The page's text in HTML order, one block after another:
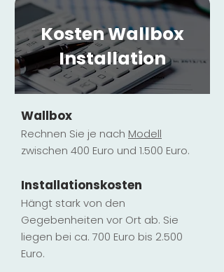
Kosten Wallbox
Installation
Wallbox
Rechnen Sie je nach Modell
zwischen 400 Euro und 1.500 Euro.
Installationskosten
Hängt stark von den
Gegebenheiten vor Ort ab. Sie
liegen bei ca. 700 Euro bis 2.500
Euro.